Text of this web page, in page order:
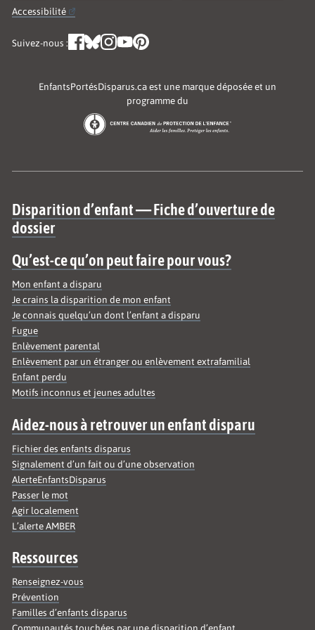
Accessibilité
Suivez-nous :
EnfantsPortésDisparus.ca est une marque déposée et un
programme du
Site map
Disparition d’enfant — Fiche d’ouverture de
dossier
Qu’est-ce qu’on peut faire pour vous?
Mon enfant a disparu
Je crains la disparition de mon enfant
Je connais quelqu’un dont l’enfant a disparu
Fugue
Enlèvement parental
Enlèvement par un étranger ou enlèvement extrafamilial
Enfant perdu
Motifs inconnus et jeunes adultes
Aidez-nous à retrouver un enfant disparu
Fichier des enfants disparus
Signalement d’un fait ou d’une observation
AlerteEnfantsDisparus
Passer le mot
Agir localement
L’alerte AMBER
Ressources
Renseignez-vous
Prévention
Familles d’enfants disparus